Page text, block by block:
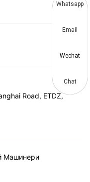
Road, ETDZ,
Машинери
Whatsapp
Email
Wechat
Chat